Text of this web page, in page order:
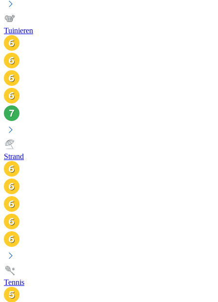
Tuinieren
Strand
Tennis